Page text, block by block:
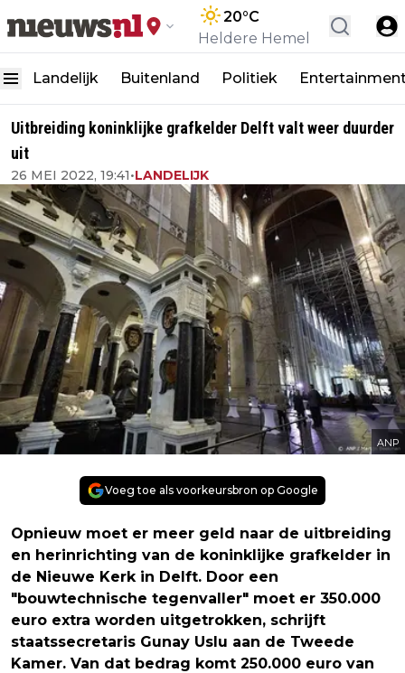
20°C
Heldere Hemel
Landelijk Buitenland Politiek
Uitbreiding koninklijke grafkelder Delft valt weer duurder
uit
26 MEI 2022, 19:41•LANDELIJK
ANP
Voeg toe als voorkeursbron op Google
Opnieuw moet er meer geld naar de uitbreiding
en herinrichting van de koninklijke grafkelder in
de Nieuwe Kerk in Delft. Door een
"bouwtechnische tegenvaller" moet er 350.000
euro extra worden uitgetrokken, schrijft
staatssecretaris Gunay Uslu aan de Tweede
Kamer. Van dat bedrag komt 250.000 euro van